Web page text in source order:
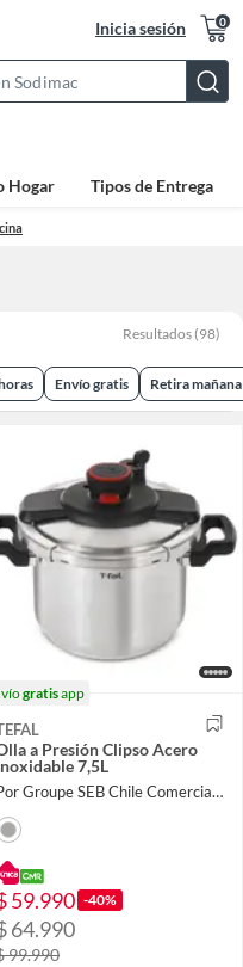
Inicia sesión 0
Bar
Hogar Tipos de Entrega
Resultados (98)
Envío gratis Retira mañana
gratisapp
a Presión Clipso Acero
7,5L
Por Groupe SEB Chile Comercial Limitada
59.990 -40%
64.990
99.990